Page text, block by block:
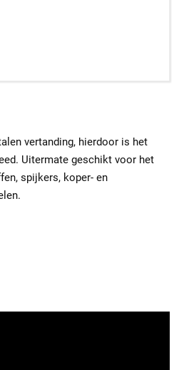
vertanding, hierdoor is het
Uitermate geschikt voor het
spijkers, koper- en